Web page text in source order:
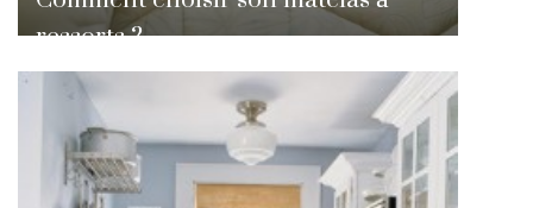
ressorts ?